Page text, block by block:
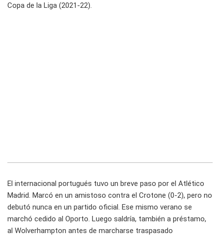
Copa de la Liga (2021-22).
El internacional portugués tuvo un breve paso por el Atlético
Madrid. Marcó en un amistoso contra el Crotone (0-2), pero no
debutó nunca en un partido oficial. Ese mismo verano se
marchó cedido al Oporto. Luego saldría, también a préstamo,
al Wolverhampton antes de marcharse traspasado